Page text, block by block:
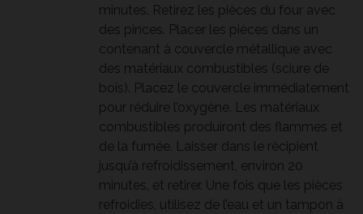
minutes. Retirez les pièces du four avec
des pinces. Placer les pièces dans un
contenant à couvercle métallique avec
des matériaux combustibles (sciure de
bois). Placez le couvercle immédiatement
pour réduire l’oxygène. Les matériaux
combustibles produiront des flammes et
de la fumée. Laisser dans le récipient
jusqu’à refroidissement, environ 20
minutes, et retirer. Une fois que les pièces
refroidies, utilisez de l’eau et un tampon à